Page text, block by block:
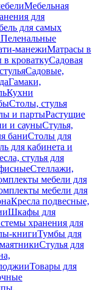
Мебельная
для
для самых
Пеленальные
манежиМатрасы в
кроваткуСадовая
Садовые,
Гамаки,
Кухни
Столы, стулья
и партыРастущие
и сауныСтулья,
баниСтолы для
для кабинета и
стулья для
Стеллажи,
мебели для
мебели для
Кресла подвесные,
Шкафы для
хранения для
книгиТумбы для
Стулья для
Товары для